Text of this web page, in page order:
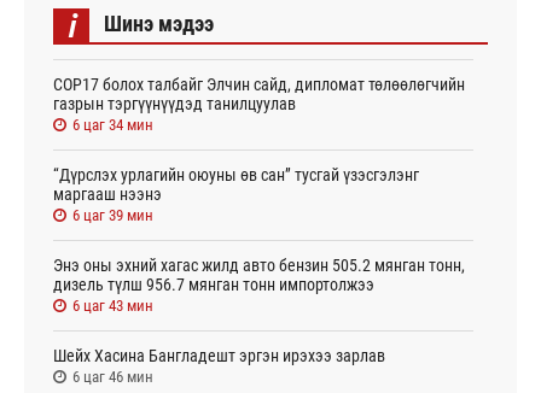
i Шинэ мэдээ
СОР17 болох талбайг Элчин сайд, дипломат төлөөлөгчийн
газрын тэргүүнүүдэд танилцуулав
6 цаг 34 мин
“Дүрслэх урлагийн оюуны өв сан” тусгай үзэсгэлэнг
маргааш нээнэ
6 цаг 39 мин
Энэ оны эхний хагас жилд авто бензин 505.2 мянган тонн,
дизель түлш 956.7 мянган тонн импортолжээ
6 цаг 43 мин
Шейх Хасина Бангладешт эргэн ирэхээ зарлав
6 цаг 46 мин